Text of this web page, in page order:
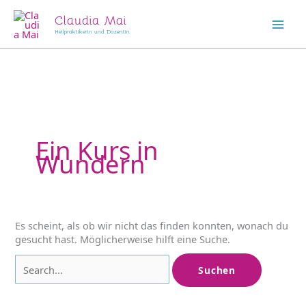
Inhalt
springen
Claudia Mai
Heilpraktikerin und Dozentin
Ein Kurs in
Wundern
Es scheint, als ob wir nicht das finden konnten, wonach du
gesucht hast. Möglicherweise hilft eine Suche.
Suchen
nach: